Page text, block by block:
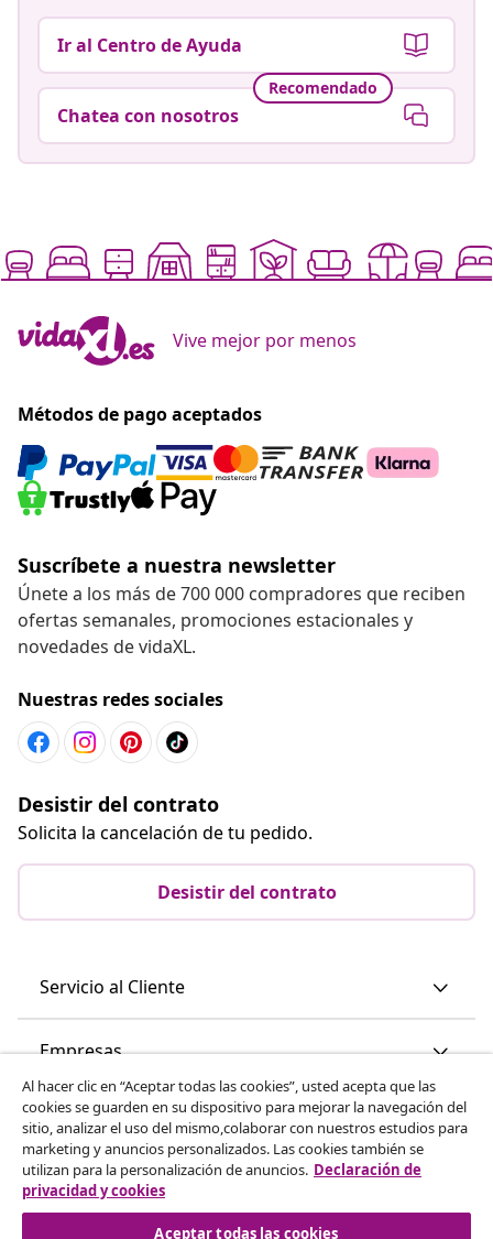
Ir al Centro de Ayuda
Recomendado
Chatea con nosotros
Vive mejor por menos
Métodos de pago aceptados
Suscríbete a nuestra newsletter
Únete a los más de 700 000 compradores que reciben
ofertas semanales, promociones estacionales y
novedades de vidaXL.
Nuestras redes sociales
Desistir del contrato
Solicita la cancelación de tu pedido.
Desistir del contrato
Servicio al Cliente
Empresas
vidaXL
Descubre mas
Al hacer clic en “Aceptar todas las cookies”, usted acepta que las
cookies se guarden en su dispositivo para mejorar la navegación del
sitio, analizar el uso del mismo,colaborar con nuestros estudios para
marketing y anuncios personalizados. Las cookies también se
utilizan para la personalización de anuncios. Declaración de
privacidad y cookies
Aceptar todas las cookies